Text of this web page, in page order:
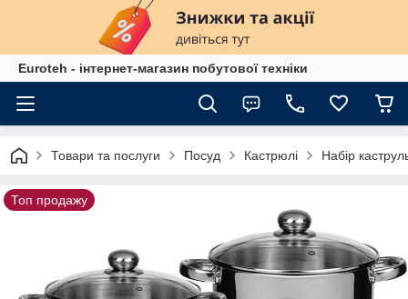
Euroteh - інтернет-магазин побутової техніки
Товари та послуги Посуд Кастрюлі Набір
Топ продажу